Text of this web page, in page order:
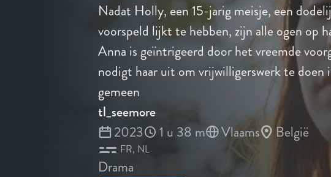
Nadat Holly, een 15-jarig meisje, een
voorspeld lijkt te hebben, zijn alle ogen op
Anna is geïntrigeerd door het vreemde
nodigt haar uit om vrijwilligerswerk te doen
gemeen
tl_seemore
2023
1 u 38 m Vlaams België
FR NL
Drama